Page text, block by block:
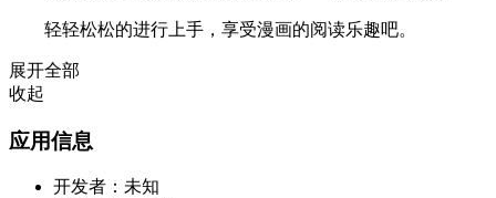
轻轻松松的进行上手，享受漫画的阅读乐趣吧。
展开全部
收起
应用信息
开发者： 未知